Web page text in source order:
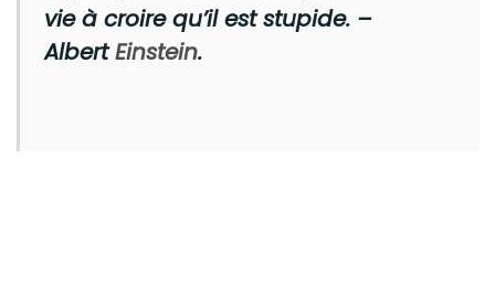
vie à croire qu’il est stupide. –
AlbertEinstein.